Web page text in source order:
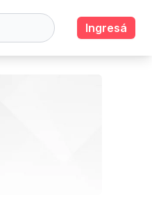
Ingresá